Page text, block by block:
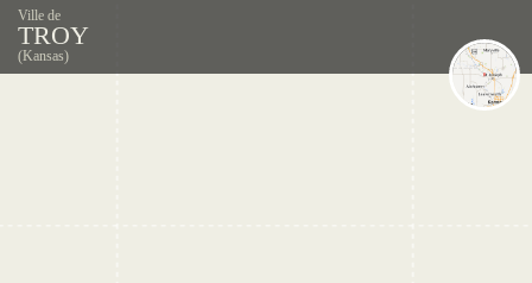
Ville de
TROY
(Kansas)